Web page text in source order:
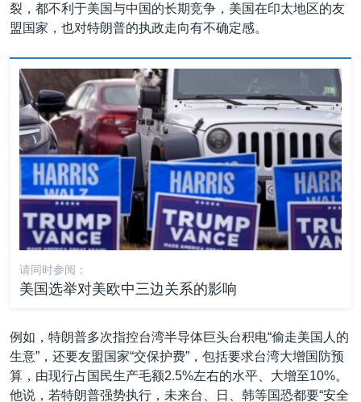
裂，都不利于美国与中国的长期竞争，美国在印太地区的友
盟国家，也对特朗普的执政走向有不确定感。
请同时参阅：
美国选举对美欧中三边关系的影响
例如，特朗普多次指控台湾半导体巨头台积电“偷走美国人的
生意”，还要友盟国家“交保护费”，包括要求台湾大增国防预
算，由现行占国民生产毛额2.5%左右的水平、大增至10%。
他说，若特朗普强势执行，未来台、日、韩等国恐都要“安全